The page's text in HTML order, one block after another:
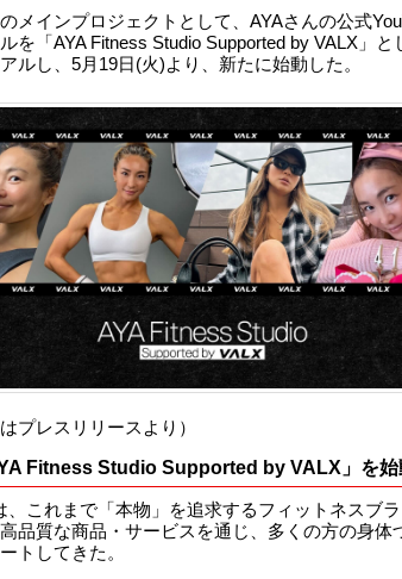
メインプロジェクトとして、AYAさんの公式
を「AYA Fitness Studio Supported by VALX」と
ルし、5月19日(火)より、新たに始動した。
はプレスリリースより）
Fitness Studio Supported by VALX」を始
、これまで「本物」を追求するフィットネスブラ
品質な商品・サービスを通じ、多くの方の身体
トしてきた。